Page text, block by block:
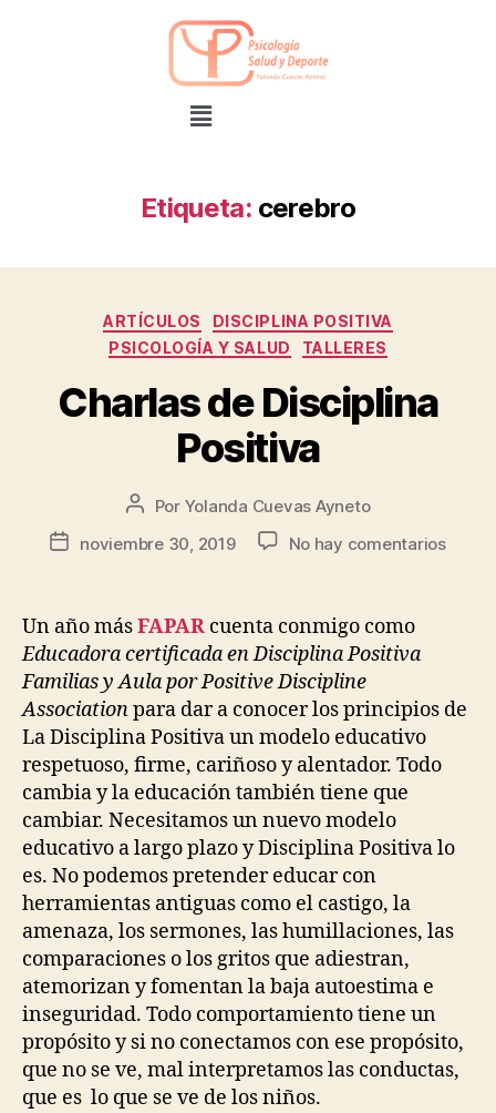
Etiqueta: cerebro
ARTÍCULOS
DISCIPLINA POSITIVA
PSICOLOGÍA Y SALUD
TALLERES
Charlas de Disciplina
Positiva
Por Yolanda Cuevas Ayneto
noviembre 30, 2019
No hay comentarios
Un año másFAPAR cuenta conmigo como
Educadora certificada en Disciplina Positiva
Familias y Aula por Positive Discipline
Associationpara dar a conocer los principios de
La Disciplina Positiva un modelo educativo
respetuoso, firme, cariñoso y alentador. Todo
cambia y la educación también tiene que
cambiar. Necesitamos un nuevo modelo
educativo a largo plazo y Disciplina Positiva lo
es. No podemos pretender educar con
herramientas antiguas como el castigo, la
amenaza, los sermones, las humillaciones, las
comparaciones o los gritos que adiestran,
atemorizan y fomentan la baja autoestima e
inseguridad. Todo comportamiento tiene un
propósito y si no conectamos con ese propósito,
que no se ve, mal interpretamos las conductas,
que es lo que se ve de los niños.